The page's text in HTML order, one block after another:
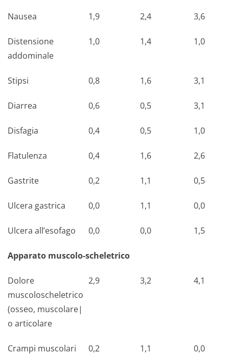
Nausea 1,9 2,4 3,6
Distensione
addominale
1,0 1,4 1,0
Stipsi 0,8 1,6 3,1
Diarrea 0,6 0,5 3,1
Disfagia 0,4 0,5 1,0
Flatulenza 0,4 1,6 2,6
Gastrite 0,2 1,1 0,5
Ulcera gastrica 0,0 1,1 0,0
Ulcera all’esofago 0,0 0,0 1,5
Apparato muscolo-scheletrico
Dolore
muscoloscheletrico
(osseo, muscolare|
o articolare
2,9 3,2 4,1
Crampi muscolari 0,2 1,1 0,0